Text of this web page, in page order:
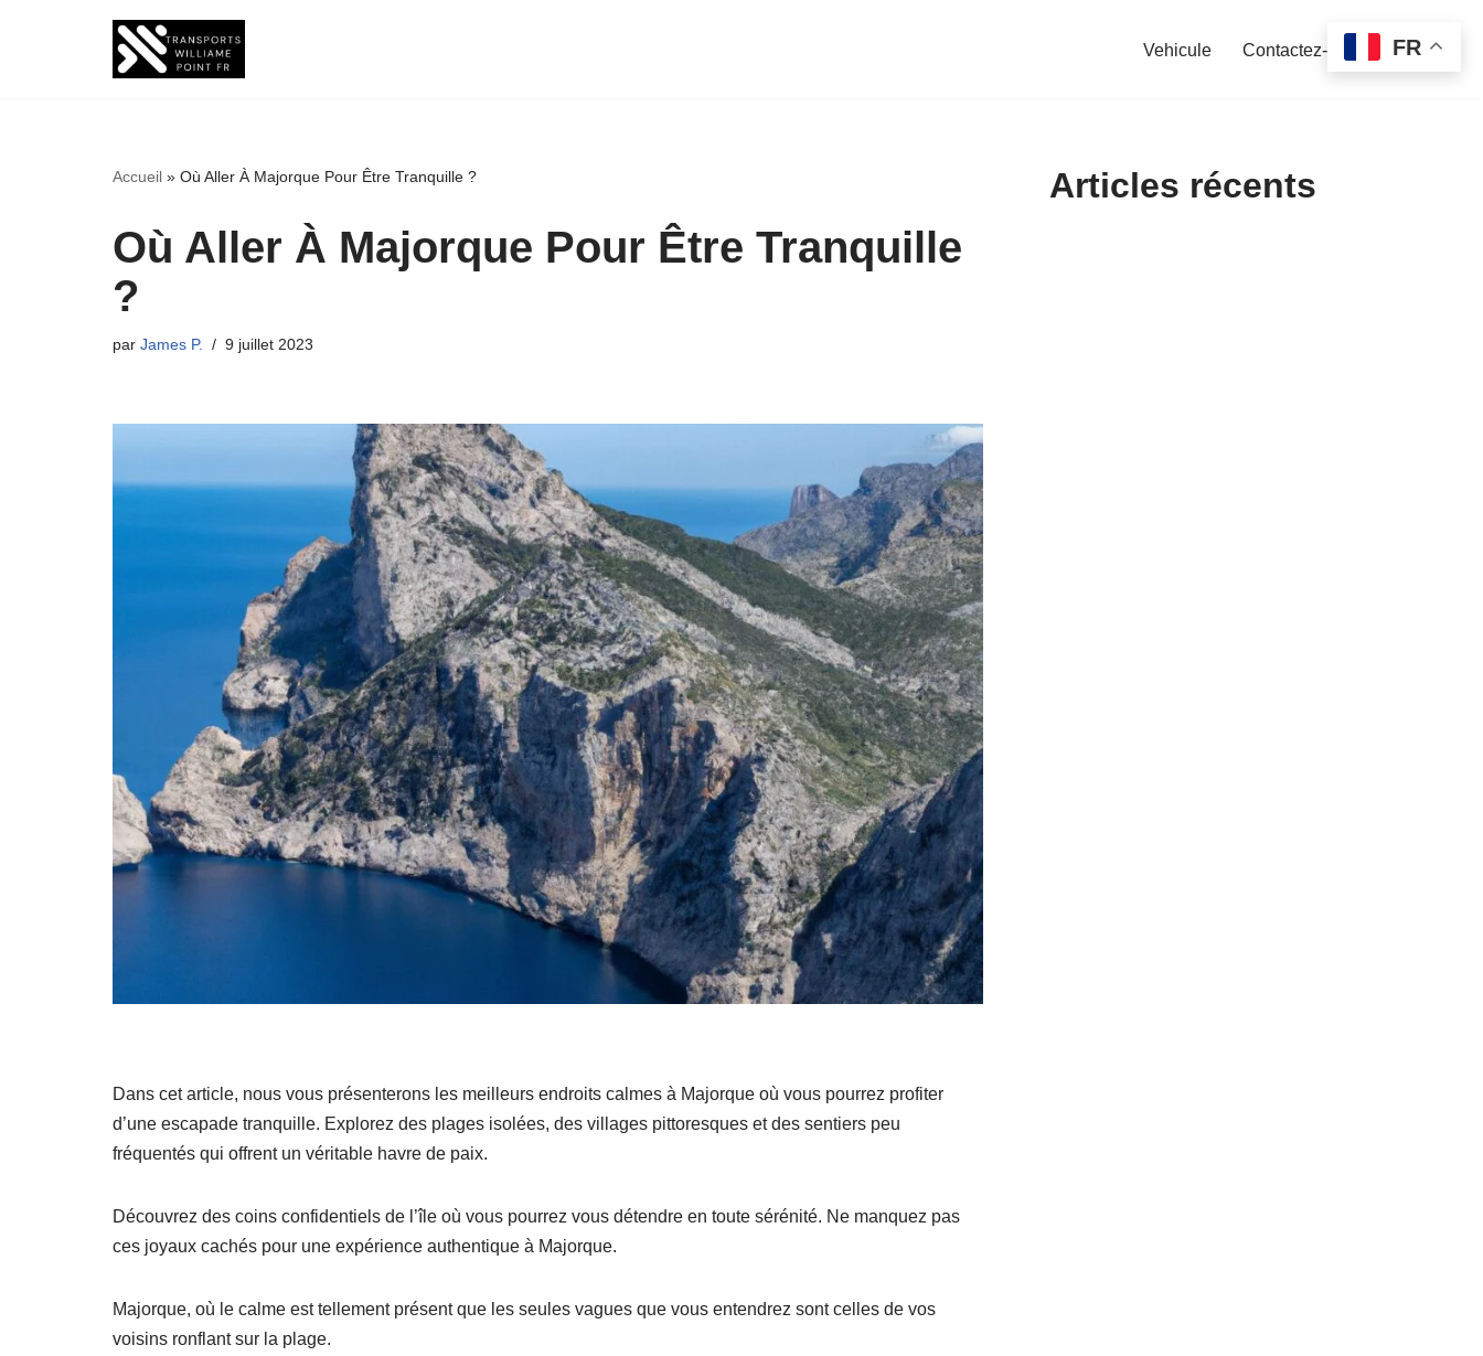
Vehicule Contactez-nous
Accueil » Où Aller À Majorque Pour Être Tranquille ?
Où Aller À Majorque Pour Être Tranquille
?
par James P. 9 juillet 2023
Dans cet article, nous vous présenterons les meilleurs endroits calmes à Majorque où vous pourrez profiter
d’une escapade tranquille. Explorez des plages isolées, des villages pittoresques et des sentiers peu
fréquentés qui offrent un véritable havre de paix.
Découvrez des coins confidentiels de l’île où vous pourrez vous détendre en toute sérénité. Ne manquez pas
ces joyaux cachés pour une expérience authentique à Majorque.
Majorque, où le calme est tellement présent que les seules vagues que vous entendrez sont celles de vos
voisins ronflant sur la plage.
Articles récents
FR